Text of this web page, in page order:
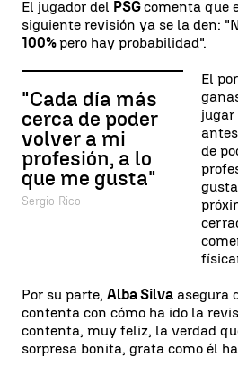
El jugador del PSGcomenta que
siguiente revisión ya se la den:
100%pero hay probabilidad".
"Cada día más
cerca de poder
volver a mi
profesión, a lo
que me gusta"
Sergio Rico
El
de
Por su parte, Alba Silva asegura
contenta con cómo ha ido la
contenta, muy feliz, la verdad
sorpresa bonita, grata como él